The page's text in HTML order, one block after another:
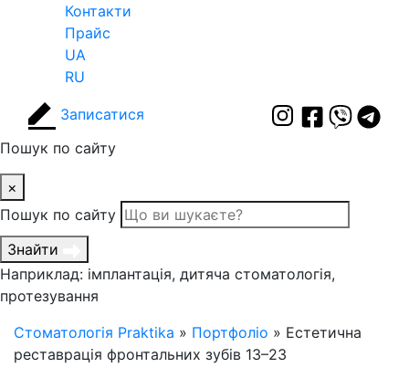
Контакти
Прайс
UA
RU
Записатися
Пошук по сайту
×
Пошук по сайту
Знайти
Наприклад: імплантація, дитяча стоматологія,
протезування
Стоматологія Praktika » Портфоліо » Естетична
реставрація фронтальних зубів 13–23